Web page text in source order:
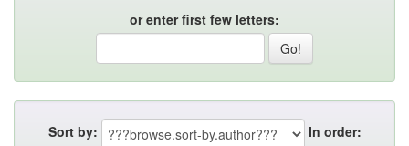
or enter first few letters:
Sort by:
In order: